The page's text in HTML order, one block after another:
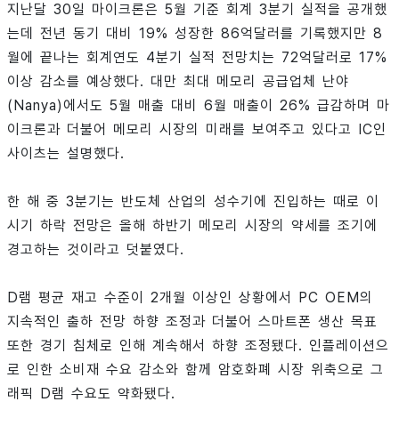
지난달 30일 마이크론은 5월 기준 회계 3분기 실적을 공개했
는데 전년 동기 대비 19% 성장한 86억달러를 기록했지만 8
월에 끝나는 회계연도 4분기 실적 전망치는 72억달러로 17%
이상 감소를 예상했다. 대만 최대 메모리 공급업체 난야
(Nanya)에서도 5월 매출 대비 6월 매출이 26% 급감하며 마
이크론과 더불어 메모리 시장의 미래를 보여주고 있다고 IC인
사이츠는 설명했다.
한 해 중 3분기는 반도체 산업의 성수기에 진입하는 때로 이
시기 하락 전망은 올해 하반기 메모리 시장의 약세를 조기에
경고하는 것이라고 덧붙였다.
D램 평균 재고 수준이 2개월 이상인 상황에서 PC OEM의
지속적인 출하 전망 하향 조정과 더불어 스마트폰 생산 목표
또한 경기 침체로 인해 계속해서 하향 조정됐다. 인플레이션으
로 인한 소비재 수요 감소와 함께 암호화폐 시장 위축으로 그
래픽 D램 수요도 약화됐다.